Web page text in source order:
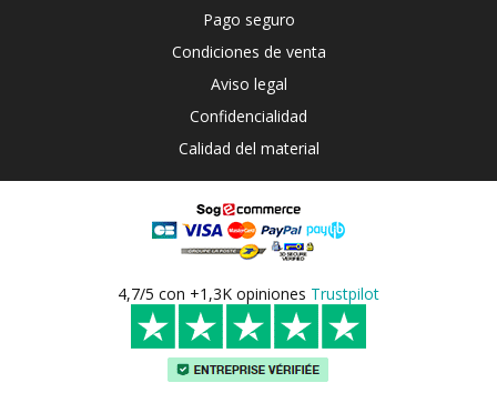
Pago seguro
Condiciones de venta
Aviso legal
Confidencialidad
Calidad del material
4,7/5 con +1,3K opiniones Trustpilot